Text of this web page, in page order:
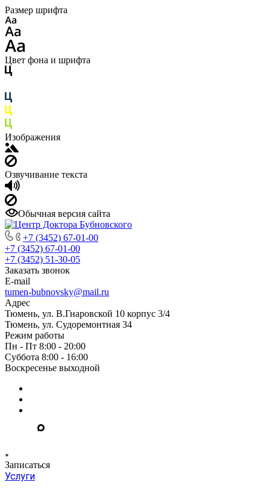
Размер шрифта
Цвет фона и шрифта
Изображения
Озвучивание текста
Обычная версия сайта
+7 (3452) 67-01-00
+7 (3452) 67-01-00
+7 (3452) 51-30-05
Заказать звонок
E-mail
tumen-bubnovsky@mail.ru
Адрес
Тюмень, ул. В.Гнаровской 10 корпус 3/4
Тюмень, ул. Судоремонтная 34
Режим работы
Пн - Пт 8:00 - 20:00
Суббота 8:00 - 16:00
Воскресенье выходной
Записаться
Услуги